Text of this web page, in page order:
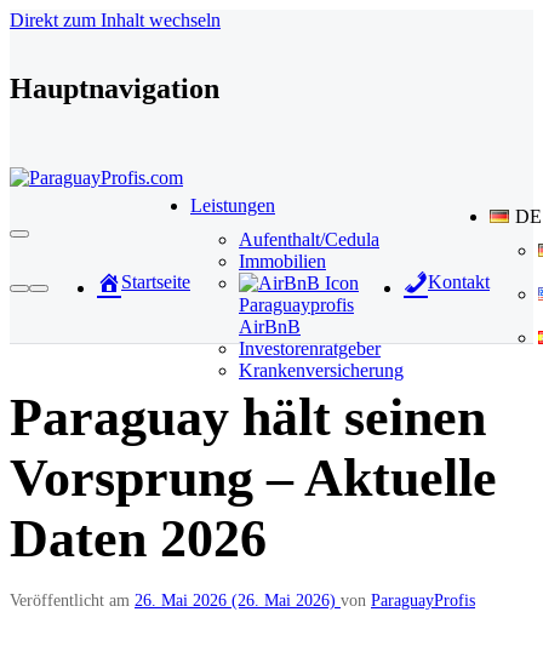
Direkt zum Inhalt wechseln
Hauptnavigation
Startseite
Leistungen
Aufenthalt/Cedula
Immobilien
Paraguayprofis
AirBnB
Investorenratgeber
Krankenversicherung
Kontakt
DE
Paraguay hält seinen
Vorsprung – Aktuelle
Daten 2026
Veröffentlicht am 26. Mai 2026 (26. Mai 2026) von ParaguayProfis